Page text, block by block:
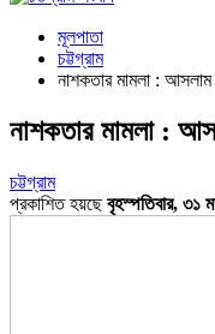
মূলপাতা
চট্টগ্রাম
নাশকতার মামলা : আসলাম
নাশকতার মামলা :
চট্টগ্রাম
প্রকাশিত হয়ছেবৃহস্পতিবার, ৩১